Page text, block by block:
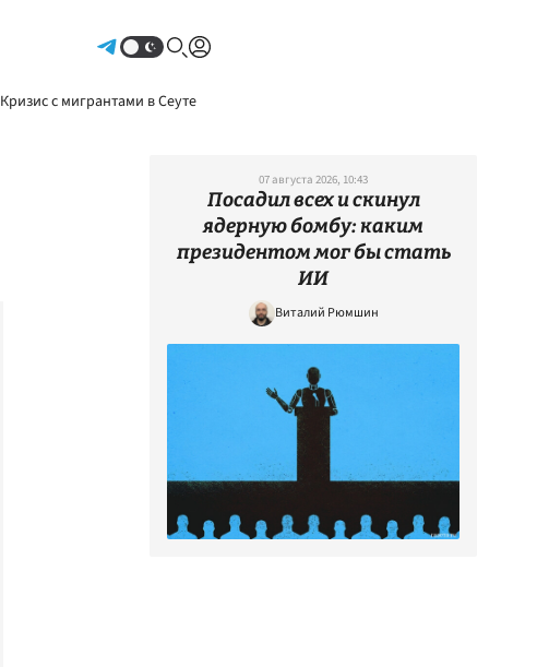
Кризис с мигрантами в Сеуте
07 августа 2026, 10:43
Посадил всех и скинул
ядерную бомбу: каким
президентом мог бы стать
ИИ
Виталий Рюмшин